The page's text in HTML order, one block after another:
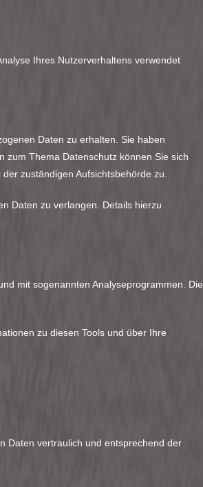
Ihres Nutzerverhaltens verwendet
Daten zu erhalten. Sie haben
zum Thema Datenschutz können Sie sich
zuständigen Aufsichtsbehörde zu.
Daten zu verlangen. Details hierzu
mit sogenannten Analyseprogrammen. Die
zu diesen Tools und über Ihre
Daten vertraulich und entsprechend der